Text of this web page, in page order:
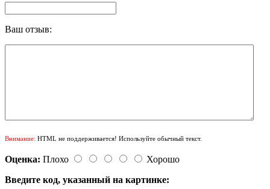
Ваш отзыв:
Внимание: HTML не поддерживается! Используйте обычный текст.
Оценка: Плохо
Хорошо
Введите код, указанный на картинке: